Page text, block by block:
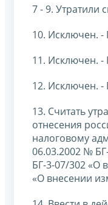
7 - 9. Утратили
10. Исключен.
11. Исключен.
12. Исключен.
13. Считать
отнесения
налоговому
06.03.2002 №
БГ-3-07/302 «О
«О внесении